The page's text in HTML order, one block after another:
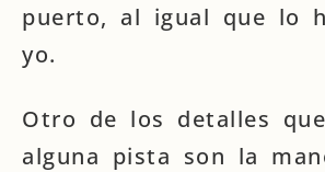
puerto, al igual que lo
yo.
Otro de los detalles
alguna pista son la